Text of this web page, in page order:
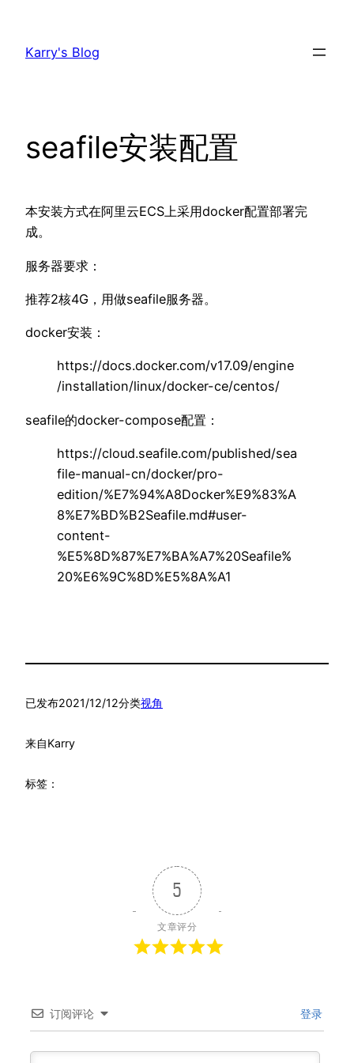
Karry's Blog
seafile安装配置
本安装方式在阿里云ECS上采用docker配置部署完
成。
服务器要求：
推荐2核4G，用做seafile服务器。
docker安装：
https://docs.docker.com/v17.09/engine
/installation/linux/docker-ce/centos/
seafile的docker-compose配置：
https://cloud.seafile.com/published/sea
file-manual-cn/docker/pro-
edition/%E7%94%A8Docker%E9%83%A
8%E7%BD%B2Seafile.md#user-
content-
%E5%8D%87%E7%BA%A7%20Seafile%
20%E6%9C%8D%E5%8A%A1
已发布2021/12/12分类视角
来自Karry
标签：
5
文章评分
订阅评论 登录